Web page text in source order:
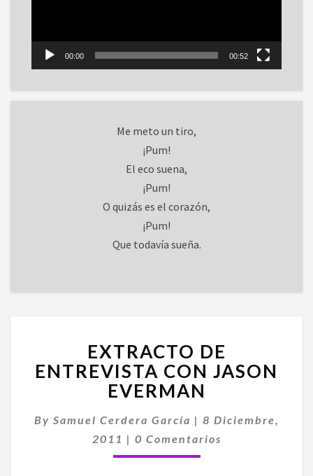
00:00 00:52
Me meto un tiro,
¡Pum!
El eco suena,
¡Pum!
O quizás es el corazón,
¡Pum!
Que todavía sueña.
DE
ENTREVISTA
CON
JASON
EXTRACTO DE
ENTREVISTA CON JASON
EVERMAN
By Samuel Cerdera García | 8 Diciembre,
2011 | Comentarios
0 Comentarios